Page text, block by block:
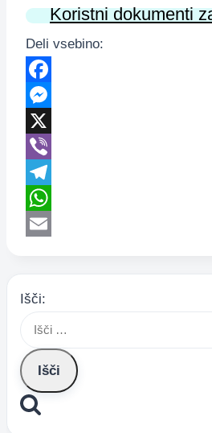
Koristni dokumenti
Deli vsebino:
Facebook
Messenger
X
Viber
Telegram
WhatsApp
Išči: